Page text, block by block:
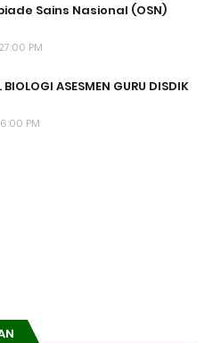
Sains Nasional (OSN)
PM
ASESMEN GURU DISDIK
PM